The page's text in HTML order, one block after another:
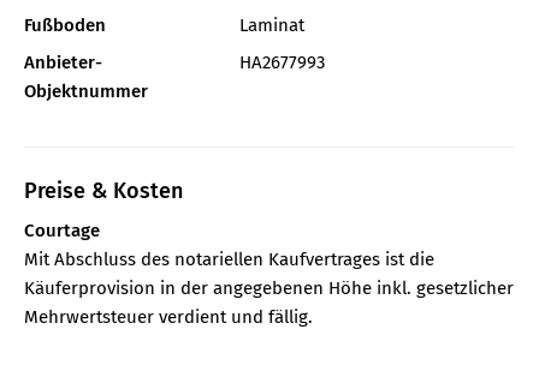
Fußboden
Laminat
Anbieter-
Objektnummer
HA2677993
Preise & Kosten
Courtage
Mit Abschluss des notariellen Kaufvertrages ist die
Käuferprovision in der angegebenen Höhe inkl. gesetzlicher
Mehrwertsteuer verdient und fällig.